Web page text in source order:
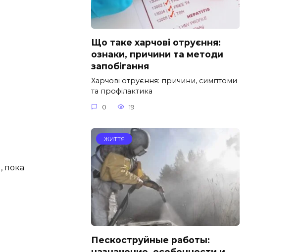
пока
Що таке харчові отруєння:
ознаки, причини та методи
запобігання
Харчові отруєння: причини, симптоми
та профілактика
0 19
ЖИТТЯ
Пескоструйные работы: